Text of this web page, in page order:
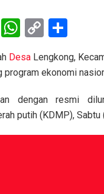
E
W
at
s
A
p
p
C
py
n
k
ar
Desa Lengkong,
program ekonomi
dengan resmi
putih (KDMP),